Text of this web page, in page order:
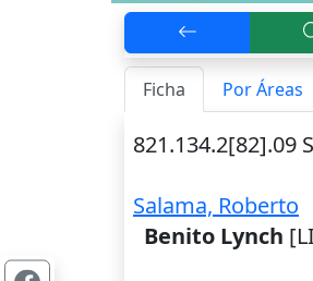
Ficha Por Áreas
821.134.2[82].09
Salama, Roberto
Benito Lynch